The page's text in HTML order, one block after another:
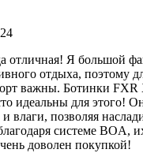
отличная! Я большой
отдыха, поэтому
важны. Ботинки FXR
идеальны для этого!
влаги, позволяя
системе BOA,
доволен покупкой!